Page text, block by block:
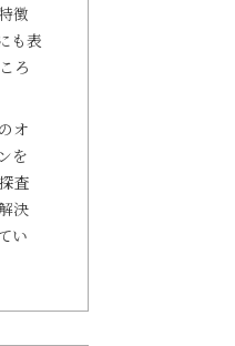
徴
も表
ろ
オ
を
査
決
い